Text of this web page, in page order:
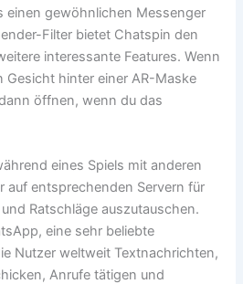
einen gewöhnlichen Messenger
Filter bietet Chatspin den
interessante Features. Wenn
Gesicht hinter einer AR-Maske
öffnen, wenn du das
eines Spiels mit anderen
auf entsprechenden Servern für
Ratschläge auszutauschen.
eine sehr beliebte
Nutzer weltweit Textnachrichten,
Anrufe tätigen und